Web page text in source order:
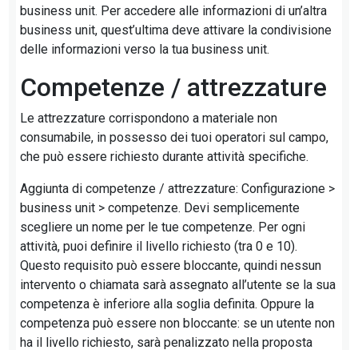
business unit. Per accedere alle informazioni di un’altra
business unit, quest’ultima deve attivare la condivisione
delle informazioni verso la tua business unit.
Competenze / attrezzature
Le attrezzature corrispondono a materiale non
consumabile, in possesso dei tuoi operatori sul campo,
che può essere richiesto durante attività specifiche.
Aggiunta di competenze / attrezzature: Configurazione >
business unit > competenze. Devi semplicemente
scegliere un nome per le tue competenze. Per ogni
attività, puoi definire il livello richiesto (tra 0 e 10).
Questo requisito può essere bloccante, quindi nessun
intervento o chiamata sarà assegnato all’utente se la sua
competenza è inferiore alla soglia definita. Oppure la
competenza può essere non bloccante: se un utente non
ha il livello richiesto, sarà penalizzato nella proposta